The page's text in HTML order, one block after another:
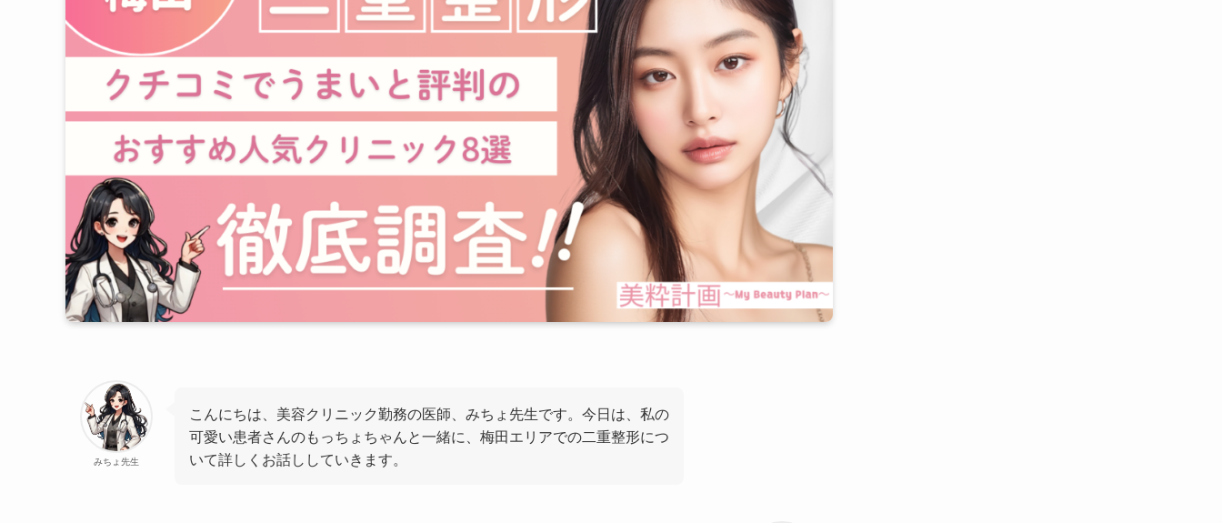
みちょ先生
こんにちは、美容クリニック勤務の医師、みちょ先生です。今日は、私の
可愛い患者さんのもっちょちゃんと一緒に、梅田エリアでの二重整形につ
いて詳しくお話ししていきます。